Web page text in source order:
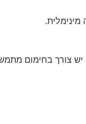
צורך בחימום